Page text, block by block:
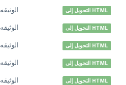
الوثيقه التحويل إلى HTML
الوثيقه التحويل إلى HTML
الوثيقه التحويل إلى HTML
الوثيقه التحويل إلى HTML
الوثيقه التحويل إلى HTML